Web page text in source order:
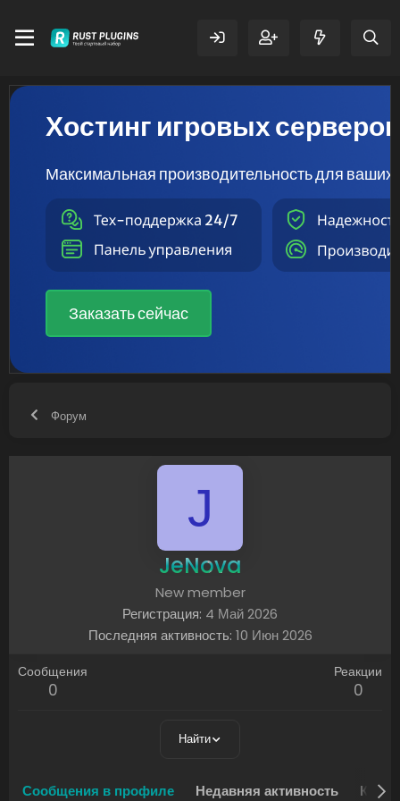
Хостинг игровых серверов
Максимальная производительность для ваших
Заказать сейчас
Форум
J
JeNova
New member
Регистрация 4 Май 2026
Последняя активность 10 Июн 2026
Сообщения
0
Реакции
0
Найти
Сообщения в профиле Недавняя активность